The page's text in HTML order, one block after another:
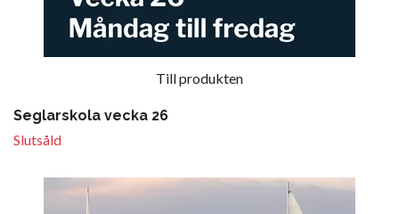
Till produkten
Seglarskola vecka 26
Slutsåld